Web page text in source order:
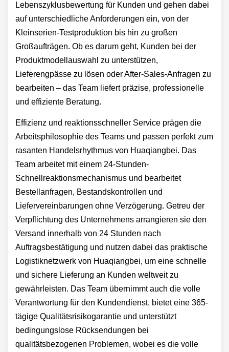
Lebenszyklusbewertung für Kunden und gehen dabei
auf unterschiedliche Anforderungen ein, von der
Kleinserien-Testproduktion bis hin zu großen
Großaufträgen. Ob es darum geht, Kunden bei der
Produktmodellauswahl zu unterstützen,
Lieferengpässe zu lösen oder After-Sales-Anfragen zu
bearbeiten – das Team liefert präzise, ​​professionelle
und effiziente Beratung.
Effizienz und reaktionsschneller Service prägen die
Arbeitsphilosophie des Teams und passen perfekt zum
rasanten Handelsrhythmus von Huaqiangbei. Das
Team arbeitet mit einem 24-Stunden-
Schnellreaktionsmechanismus und bearbeitet
Bestellanfragen, Bestandskontrollen und
Liefervereinbarungen ohne Verzögerung. Getreu der
Verpflichtung des Unternehmens arrangieren sie den
Versand innerhalb von 24 Stunden nach
Auftragsbestätigung und nutzen dabei das praktische
Logistiknetzwerk von Huaqiangbei, um eine schnelle
und sichere Lieferung an Kunden weltweit zu
gewährleisten. Das Team übernimmt auch die volle
Verantwortung für den Kundendienst, bietet eine 365-
tägige Qualitätsrisikogarantie und unterstützt
bedingungslose Rücksendungen bei
qualitätsbezogenen Problemen, wobei es die volle